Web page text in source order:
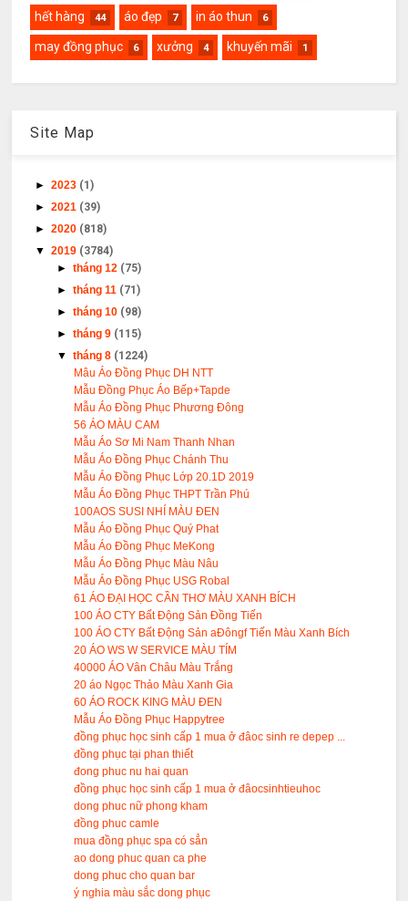
hết hàng 44 áo đẹp 7 in áo thun 6
may đồng phục 6 xưởng 4 khuyến mãi 1
Site Map
►2023 (1)
►2021 (39)
►2020 (818)
▼2019 (3784)
►tháng 12 (75)
►tháng 11 (71)
►tháng 10 (98)
►tháng 9 (115)
▼tháng 8 (1224)
Mâu Áo Đồng Phục DH NTT
Mẫu Đồng Phục Áo Bếp+Tapde
Mẫu Áo Đồng Phục Phương Đông
56 ÁO MÀU CAM
Mẫu Áo Sơ Mi Nam Thanh Nhan
Mẫu Áo Đồng Phục Chánh Thu
Mẫu Áo Đồng Phục Lớp 20.1D 2019
Mẫu Áo Đồng Phục THPT Trần Phú
100AOS SUSI NHÍ MÀU ĐEN
Mẫu Áo Đồng Phục Quý Phat
Mẫu Áo Đồng Phục MeKong
Mẫu Áo Đồng Phục Màu Nâu
Mẫu Áo Đồng Phục USG Robal
61 ÁO ĐẠI HỌC CẦN THƠ MÀU XANH BÍCH
100 ÁO CTY Bất Động Sản Đồng Tiến
100 ÁO CTY Bất Động Sản aĐôngf Tiến Màu Xanh Bích
20 ÁO WS W SERVICE MÀU TÍM
40000 ÁO Vân Châu Màu Trắng
20 áo Ngọc Thảo Màu Xanh Gia
60 ÁO ROCK KING MÀU ĐEN
Mẫu Áo Đồng Phục Happytree
đồng phục học sinh cấp 1 mua ở đâoc sinh re depep ...
đồng phục tại phan thiết
đong phuc nu hai quan
đồng phục học sinh cấp 1 mua ở đâocsinhtieuhoc
dong phuc nữ phong kham
đồng phuc camle
mua đồng phục spa có sẳn
ao dong phuc quan ca phe
dong phuc cho quan bar
ý nghia màu sắc dong phục